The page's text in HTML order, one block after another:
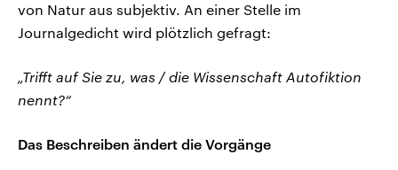
von Natur aus subjektiv. An einer Stelle im
Journalgedicht wird plötzlich gefragt:
„Trifft auf Sie zu, was / die Wissenschaft Autofiktion
nennt?“
Das Beschreiben ändert die Vorgänge